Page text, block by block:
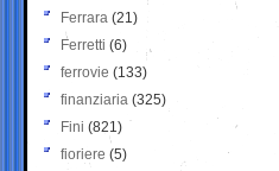
Ferrara (21)
Ferretti (6)
ferrovie (133)
finanziaria (325)
Fini (821)
fioriere (5)